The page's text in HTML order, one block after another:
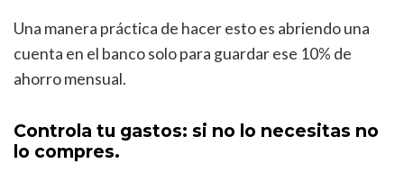
Una manera práctica de hacer esto es abriendo una
cuenta en el banco solo para guardar ese 10% de
ahorro mensual.
Controla tu gastos: si no lo necesitas no
lo compres.